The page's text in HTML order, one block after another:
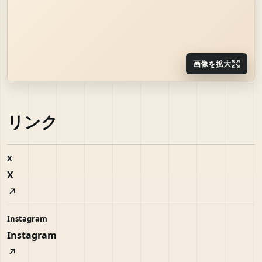
画像を拡大
リンク
X
X
Instagram
Instagram